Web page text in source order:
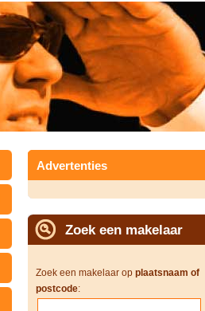
Advertenties
Zoek een makelaar
Zoek een makelaar op plaatsnaam of
postcode: